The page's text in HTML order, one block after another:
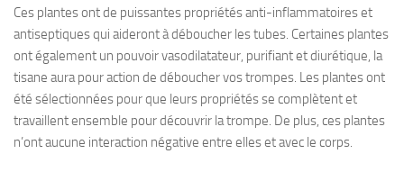
Ces plantes ont de puissantes propriétés anti-inflammatoires et
antiseptiques qui aideront à déboucher les tubes. Certaines plantes
ont également un pouvoir vasodilatateur, purifiant et diurétique, la
tisane aura pour action de déboucher vos trompes. Les plantes ont
été sélectionnées pour que leurs propriétés se complètent et
travaillent ensemble pour découvrir la trompe. De plus, ces plantes
n’ont aucune interaction négative entre elles et avec le corps.